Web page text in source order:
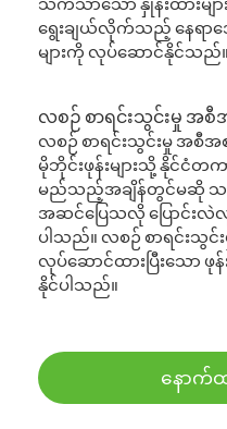
ရွေးချယ်လိုက်သည့် နေရာ
များကို လုပ်ဆောင်နိုင်သည်။
လစဉ် စာရင်းသွင်းမှု အစီအ
လစဉ် စာရင်းသွင်းမှု အစီအ
မိုဘိုင်းဖုန်းများသို့ နိုင်ငံတက
မည်သည့်အချိန်တွင်မဆို သ
အဆင်ပြေသလို ပြောင်း
ပါသည်။ လစဉ် စာရင်းသွ
လုပ်ဆောင်ထားပြီးသော ဖု
နိုင်ပါသည်။
နောက်ထ